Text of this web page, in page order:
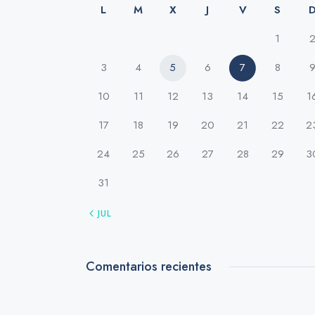
L M X J V S
D
1
2
3
4 5 6 7 8
9
10
11 12 13 14 15
17
18 19 20 21 22
24
25 26 27 28 29
31
« JUL
Comentarios recientes